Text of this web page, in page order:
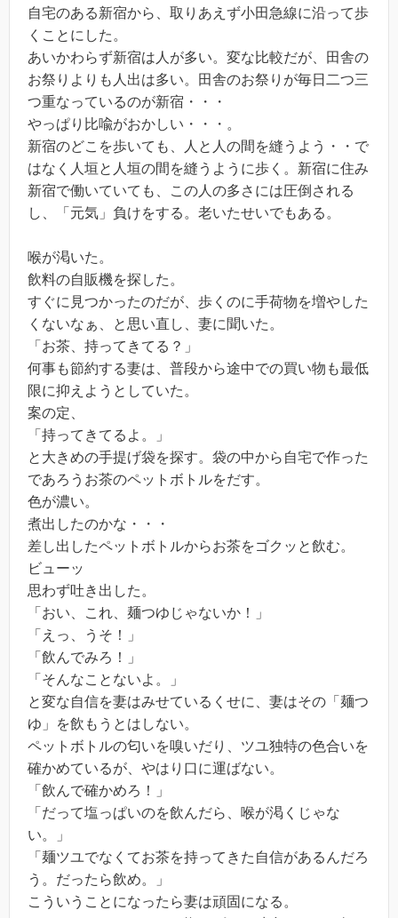
自宅のある新宿から、取りあえず小田急線に沿って歩
くことにした。
あいかわらず新宿は人が多い。変な比較だが、田舎の
お祭りよりも人出は多い。田舎のお祭りが毎日二つ三
つ重なっているのが新宿・・・
やっぱり比喩がおかしい・・・。
新宿のどこを歩いても、人と人の間を縫うよう・・で
はなく人垣と人垣の間を縫うように歩く。新宿に住み
新宿で働いていても、この人の多さには圧倒される
し、「元気」負けをする。老いたせいでもある。
喉が渇いた。
飲料の自販機を探した。
すぐに見つかったのだが、歩くのに手荷物を増やした
くないなぁ、と思い直し、妻に聞いた。
「お茶、持ってきてる？」
何事も節約する妻は、普段から途中での買い物も最低
限に抑えようとしていた。
案の定、
「持ってきてるよ。」
と大きめの手提げ袋を探す。袋の中から自宅で作った
であろうお茶のペットボトルをだす。
色が濃い。
煮出したのかな・・・
差し出したペットボトルからお茶をゴクッと飲む。
ビューッ
思わず吐き出した。
「おい、これ、麺つゆじゃないか！」
「えっ、うそ！」
「飲んでみろ！」
「そんなことないよ。」
と変な自信を妻はみせているくせに、妻はその「麺つ
ゆ」を飲もうとはしない。
ペットボトルの匂いを嗅いだり、ツユ独特の色合いを
確かめているが、やはり口に運ばない。
「飲んで確かめろ！」
「だって塩っぱいのを飲んだら、喉が渇くじゃな
い。」
「麺ツユでなくてお茶を持ってきた自信があるんだろ
う。だったら飲め。」
こういうことになったら妻は頑固になる。